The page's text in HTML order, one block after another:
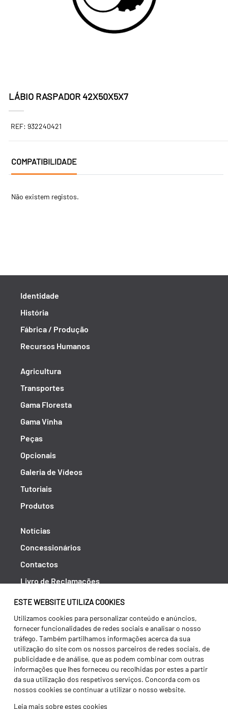
ESTE WEBSITE UTILIZA COOKIES
Utilizamos cookies para personalizar conteúdo e anúncios,
fornecer funcionalidades de redes sociais e analisar o nosso
tráfego. Também partilhamos informações acerca da sua
utilização do site com os nossos parceiros de redes sociais, de
publicidade e de análise, que as podem combinar com outras
informações que lhes forneceu ou recolhidas por estes a partir
da sua utilização dos respetivos serviços. Concorda com os
nossos cookies se continuar a utilizar o nosso website.
Leia mais sobre estes cookies
LÁBIO RASPADOR 42X50X5X7
REF: 932240421
COMPATIBILIDADE
Não existem registos.
Identidade
História
Fábrica / Produção
Recursos Humanos
Agricultura
Transportes
Gama Floresta
Gama Vinha
Peças
Opcionais
Galeria de Vídeos
Tutoriais
Produtos
Notícias
Concessionários
Contactos
Livro de Reclamações
Política de Privacidade
Canal de Denúncias (RGPC)
Termos e condições